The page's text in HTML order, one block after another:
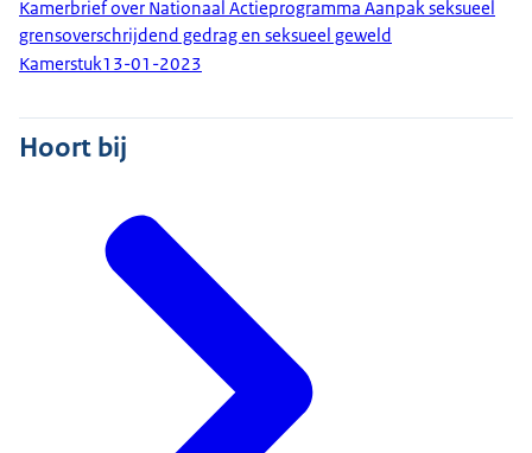
Kamerbrief over Nationaal Actieprogramma Aanpak seksueel
grensoverschrijdend gedrag en seksueel geweld
Kamerstuk13-01-2023
Hoort bij